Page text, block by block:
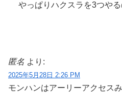
やっぱりハクスラを3つや
匿名 より:
2025年5月28日 2:26 PM
モンハンはアーリーアクセス